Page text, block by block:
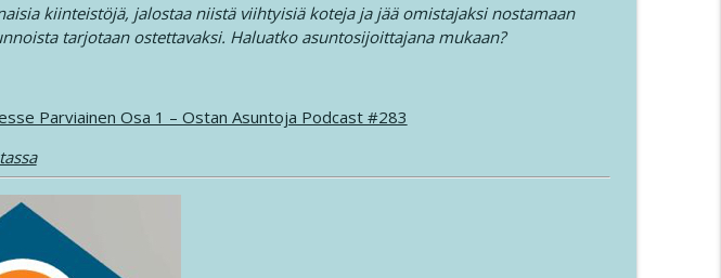
kiinteistöjä, jalostaa niistä viihtyisiä koteja ja jää omistajaksi nostamaan
tarjotaan ostettavaksi. Haluatko asuntosijoittajana mukaan?
Parviainen Osa 1 – Ostan Asuntoja Podcast #283